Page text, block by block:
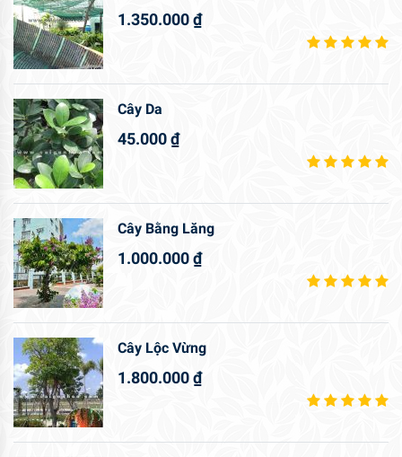
1.350.000₫
Cây Da
45.000₫
Cây Bằng Lăng
1.000.000₫
Cây Lộc Vừng
1.800.000₫